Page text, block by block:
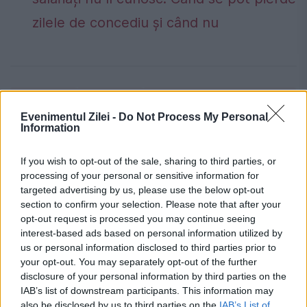
Evenimentul Zilei - Do Not Process My Personal
Information
If you wish to opt-out of the sale, sharing to third parties, or
processing of your personal or sensitive information for
targeted advertising by us, please use the below opt-out
section to confirm your selection. Please note that after your
opt-out request is processed you may continue seeing
interest-based ads based on personal information utilized by
us or personal information disclosed to third parties prior to
your opt-out. You may separately opt-out of the further
disclosure of your personal information by third parties on the
IAB’s list of downstream participants. This information may
zilele de concediu și când nu
isis SUA